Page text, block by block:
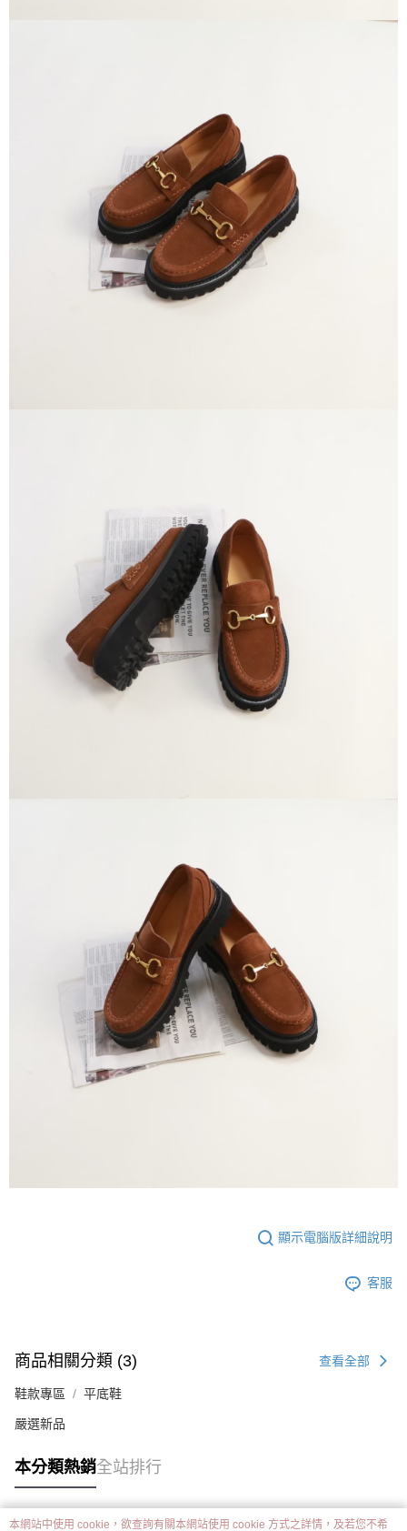
顯示電腦版詳細說明
客服
商品相關分類 (3) 查看全部
鞋款專區 平底鞋
嚴選新品
本分類熱銷全站排行
本網站中使用 cookie，欲查詢有關本網站使用 cookie 方式之詳情，及若您不希